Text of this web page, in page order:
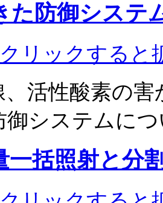
た防御システ
、活性酸素の
御システムに
一括照射と分